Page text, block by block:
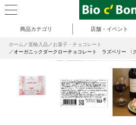
商品カテゴリ 店舗・イベント
ホーム 直輸入品
お菓子・チョコレート
オーガニックダークローチョコレート ラズベリー 〈ク